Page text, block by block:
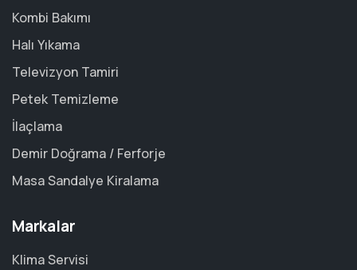
Kombi Bakımı
Halı Yıkama
Televizyon Tamiri
Petek Temizleme
İlaçlama
Demir Doğrama / Ferforje
Masa Sandalye Kiralama
Markalar
Klima Servisi